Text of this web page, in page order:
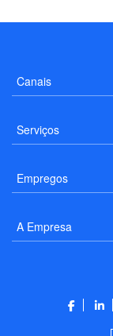
Canais
Serviços
Empregos
A Empresa